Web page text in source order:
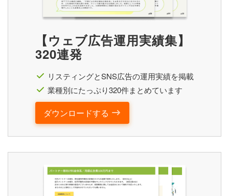
【ウェブ広告運用実績集】
320連発
リスティングとSNS広告の運用実績を掲載
業種別にたっぷり320件まとめています
ダウンロードする